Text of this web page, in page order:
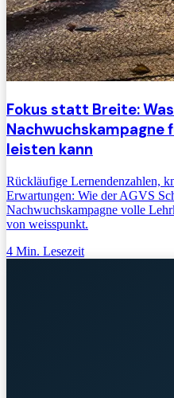
Fokus statt Breite:
Nachwuchskampagne
leisten kann
Rückläufige Lernendenzahlen,
Erwartungen: Wie der AGVS
Nachwuchskampagne volle
von weisspunkt.
4 Min. Lesezeit